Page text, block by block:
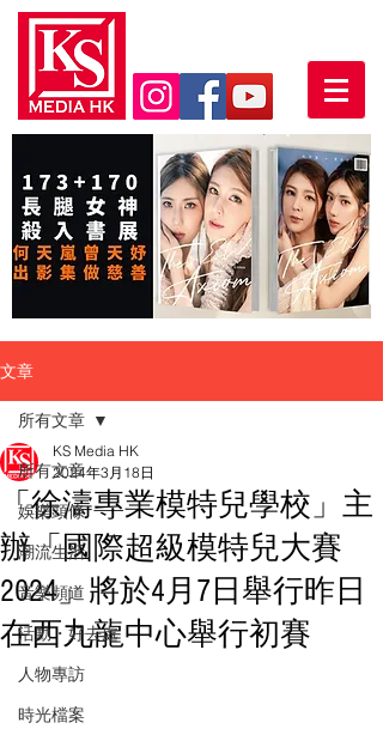
文章
所有文章
娛樂頭條
潮流生活
音樂頻道
活動・好去處
人物專訪
時光檔案
所有文章
「徐濤專業模特兒學校」主
辦「國際超級模特兒大賽
2024」將於4月7日舉行昨日
在西九龍中心舉行初賽
KS Media HK
2024年3月18日